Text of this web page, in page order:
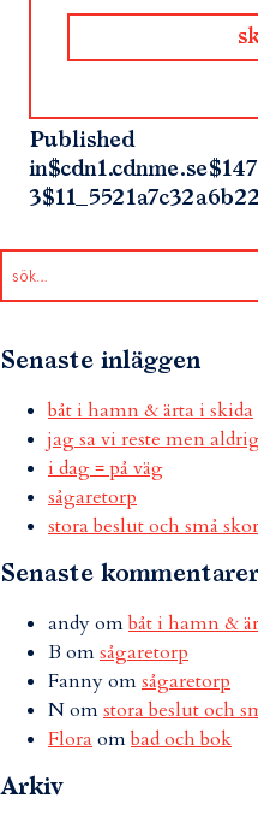
Published
in
Senaste inläggen
båt i hamn & ärta i skida
jag sa vi reste men
i dag = på väg
sågaretorp
stora beslut och små skor
Senaste kommentarer
andyombåt i hamn &
B omsågaretorp
Fannyomsågaretorp
Nomstora beslut och
Flora ombad och bok
Arkiv